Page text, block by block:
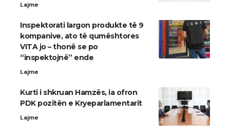
Lajme
Inspektorati largon produkte të 9
kompanive, ato të qumështores
VITA jo – thonë se po
“inspektojnë” ende
Lajme
Kurti i shkruan Hamzës, ia ofron
PDK pozitën e Kryeparlamentarit
Lajme